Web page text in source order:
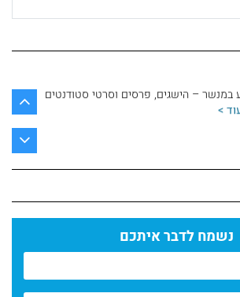
>
במנשר – הישגים, פרסים וסרטי סטודנטים
>
>
לקולנוע, מכללת מנשר//יולי 2025
>
נשמח לדבר איתכם